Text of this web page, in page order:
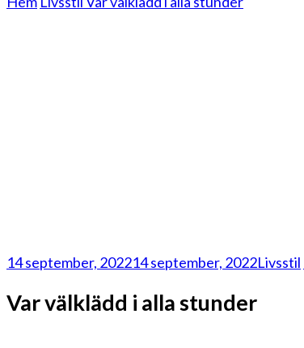
14 september, 202214 september, 2022Livsstil
Var välklädd i alla stunder